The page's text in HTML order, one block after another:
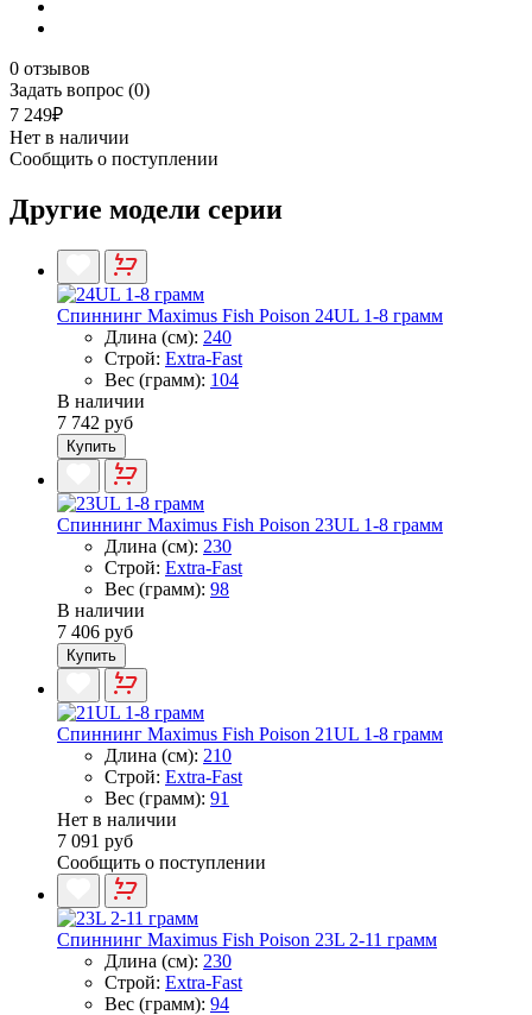
0 отзывов
Задать вопрос (0)
7 249₽
Нет в наличии
Сообщить о поступлении
Другие модели серии
Спиннинг Maximus Fish Poison 24UL 1-8 грамм
Длина (см): 240
Строй: Extra-Fast
Вес (грамм): 104
В наличии
7 742 руб
Купить
Спиннинг Maximus Fish Poison 23UL 1-8 грамм
Длина (см): 230
Строй: Extra-Fast
Вес (грамм): 98
В наличии
7 406 руб
Купить
Спиннинг Maximus Fish Poison 21UL 1-8 грамм
Длина (см): 210
Строй: Extra-Fast
Вес (грамм): 91
Нет в наличии
7 091 руб
Сообщить о поступлении
Спиннинг Maximus Fish Poison 23L 2-11 грамм
Длина (см): 230
Строй: Extra-Fast
Вес (грамм): 94